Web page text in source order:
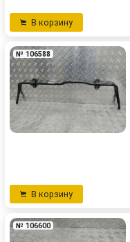
В корзину
№ 106588
В корзину
№ 106600